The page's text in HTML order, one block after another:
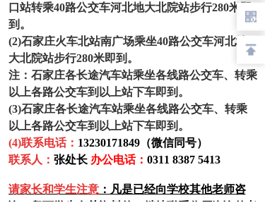
口站转乘40路公交车河北地大北院站步行280米即
到。
(2)石家庄火车北站南广场乘坐40路公交车河北地
大北院站步行280米即到。
注：石家庄各长途汽车站乘坐各线路公交车、转乘
以上各路公交车到以上站下车即到。
(3)石家庄各长途汽车站乘坐各线路公交车、转乘
以上各路公交车到以上站下车即到。
(4)联系电话： 13230171849（微信同号）
联系人： 张处长 办公电话： 0311 8387 5413
请家长和学生注意：凡是已经向学校其他老师咨